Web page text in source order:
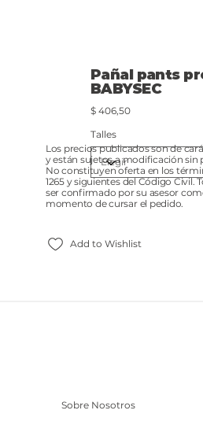
Pañal pants
BABYSEC
Precio
$ 406,50
Talles
Add to Wishlist
Los precios publicados son de
y están sujetos a modificación sin
No constituyen oferta en los
1265 y siguientes del Código Civil.
ser confirmado por su asesor
momento de cursar el pedido.
Sobre Nosotros